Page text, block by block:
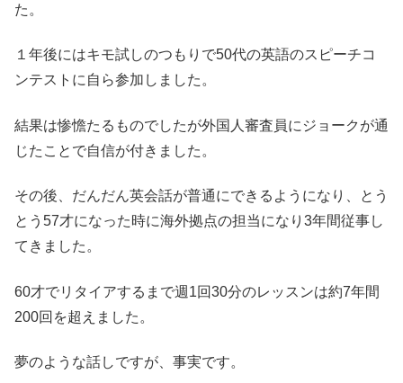
た。
１年後にはキモ試しのつもりで50代の英語のスピーチコ
ンテストに自ら参加しました。
結果は惨憺たるものでしたが外国人審査員にジョークが通
じたことで自信が付きました。
その後、だんだん英会話が普通にできるようになり、とう
とう57才になった時に海外拠点の担当になり3年間従事し
てきました。
60才でリタイアするまで週1回30分のレッスンは約7年間
200回を超えました。
夢のような話しですが、事実です。